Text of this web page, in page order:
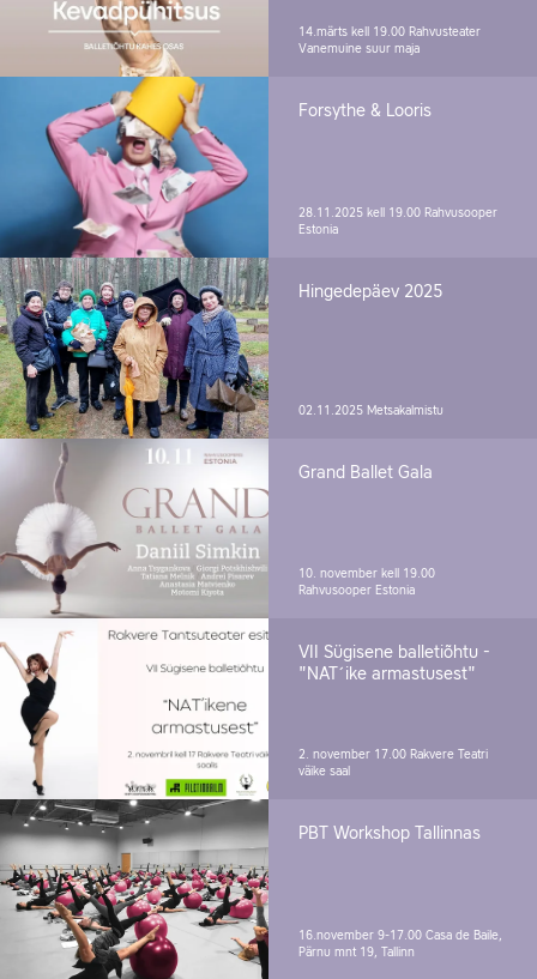
14.märts kell 19.00 Rahvusteater
Vanemuine suur maja
Forsythe & Looris
28.11.2025 kell 19.00 Rahvusooper
Estonia
Hingedepäev 2025
02.11.2025 Metsakalmistu
Grand Ballet Gala
10. november kell 19.00
Rahvusooper Estonia
VII Sügisene balletiõhtu -
"NAT´ike armastusest"
2. november 17.00 Rakvere Teatri
väike saal
PBT Workshop Tallinnas
16.november 9-17.00 Casa de Baile,
Pärnu mnt 19, Tallinn